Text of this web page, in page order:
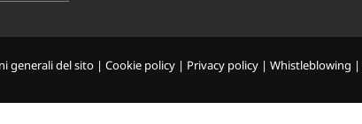
generali del sito | Cookie policy | Privacy policy | Whistleblowing |